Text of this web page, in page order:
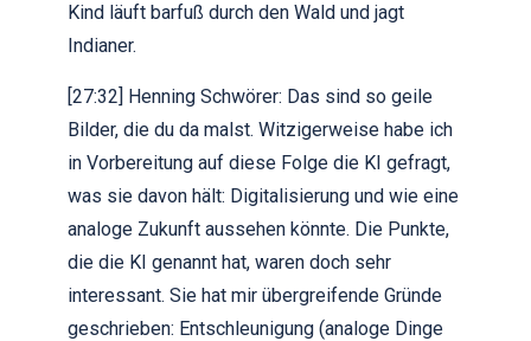
Kind läuft barfuß durch den Wald und jagt
Indianer.
[27:32] Henning Schwörer: Das sind so geile
Bilder, die du da malst. Witzigerweise habe ich
in Vorbereitung auf diese Folge die KI gefragt,
was sie davon hält: Digitalisierung und wie eine
analoge Zukunft aussehen könnte. Die Punkte,
die die KI genannt hat, waren doch sehr
interessant. Sie hat mir übergreifende Gründe
geschrieben: Entschleunigung (analoge Dinge